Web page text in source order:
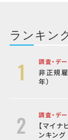
ランキン
調査・デ
非正規
年）
調査・デ
【マイ
ンキング